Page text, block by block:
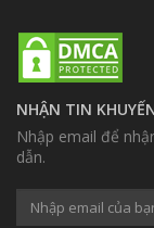
NHẬN TIN
Nhập email để
dẫn.